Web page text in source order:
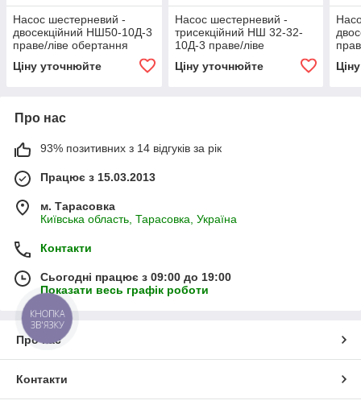
Насос шестерневий -
двосекційний НШ50-10Д-3
праве/ліве обертання
Ціну уточнюйте
Насос шестерневий -
трисекційний НШ 32-32-
10Д-3 праве/ліве
Ціну уточнюйте
Про нас
93% позитивних з 14 відгуків за рік
Працює з 15.03.2013
м. Тарасовка
Київська область, Тарасовка, Україна
Контакти
Сьогодні працює з 09:00 до 19:00
Показати весь графік роботи
Про нас
Контакти
КНОПКА
ЗВ'ЯЗКУ